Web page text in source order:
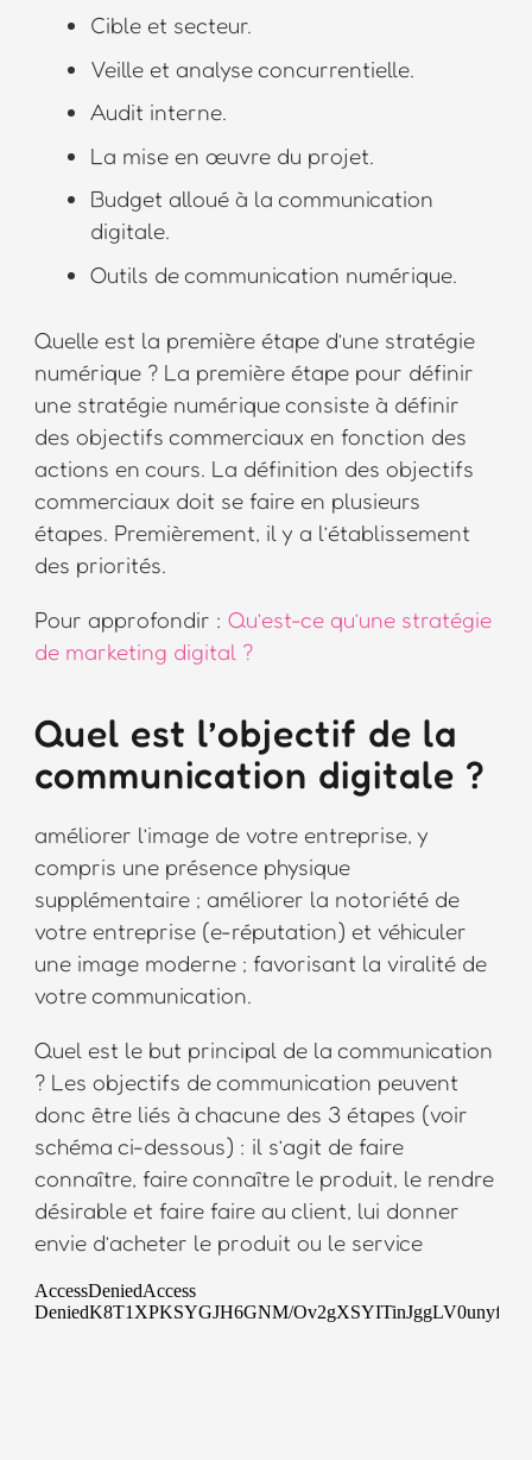
Cible et secteur.
Veille et analyse concurrentielle.
Audit interne.
La mise en œuvre du projet.
Budget alloué à la communication
digitale.
Outils de communication numérique.
Quelle est la première étape d’une stratégie
numérique ? La première étape pour définir
une stratégie numérique consiste à définir
des objectifs commerciaux en fonction des
actions en cours. La définition des objectifs
commerciaux doit se faire en plusieurs
étapes. Premièrement, il y a l’établissement
des priorités.
Pour approfondir : Qu’est-ce qu’une stratégie
de marketing digital ?
Quel est l’objectif de la
communication digitale ?
améliorer l’image de votre entreprise, y
compris une présence physique
supplémentaire ; améliorer la notoriété de
votre entreprise (e-réputation) et véhiculer
une image moderne ; favorisant la viralité de
votre communication.
Quel est le but principal de la communication
? Les objectifs de communication peuvent
donc être liés à chacune des 3 étapes (voir
schéma ci-dessous) : il s’agit de faire
connaître, faire connaître le produit, le rendre
désirable et faire faire au client, lui donner
envie d’acheter le produit ou le service